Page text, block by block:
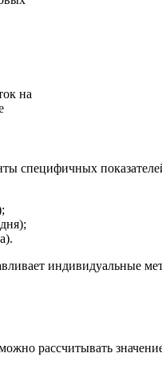
на
специфичных
индивидуальные
рассчитывать